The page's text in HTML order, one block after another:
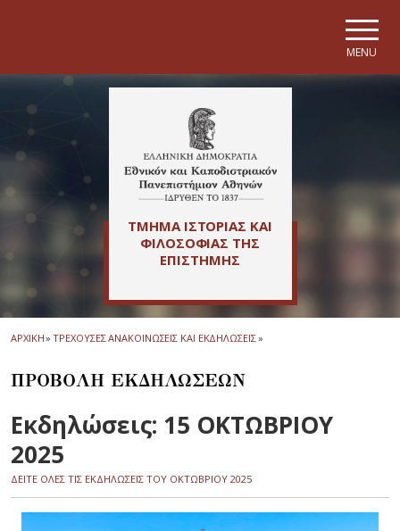
MENU
ΤΜΗΜΑ ΙΣΤΟΡΙΑΣ ΚΑΙ
ΦΙΛΟΣΟΦΙΑΣ ΤΗΣ
ΕΠΙΣΤΗΜΗΣ
ΑΡΧΙΚΗ» ΤΡΕΧΟΥΣΕΣ ΑΝΑΚΟΙΝΩΣΕΙΣ ΚΑΙ ΕΚΔΗΛΩΣΕΙΣ»
ΠΡΟΒΟΛΗ ΕΚΔΗΛΩΣΕΩΝ
Εκδηλώσεις: 15 ΟΚΤΩΒΡΙΟΥ
2025
ΔΕΙΤΕ ΟΛΕΣ ΤΙΣ ΕΚΔΗΛΩΣΕΙΣ ΤΟΥ ΟΚΤΩΒΡΙΟΥ 2025